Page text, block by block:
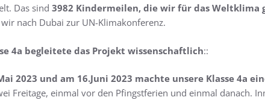
Das sind 3982 Kindermeilen, die wir für das Weltklima
nach Dubai zur UN-Klimakonferenz.
4a begleitete das Projekt wissenschaftlich::
2023 und am 16.Juni 2023 machte unsere Klasse 4a
Freitage, einmal vor den Pfingstferien und einmal danach.